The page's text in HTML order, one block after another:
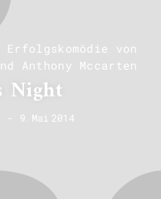
Erfolgskomödie von
Anthony Mccarten
Night
- 9. Mai 2014